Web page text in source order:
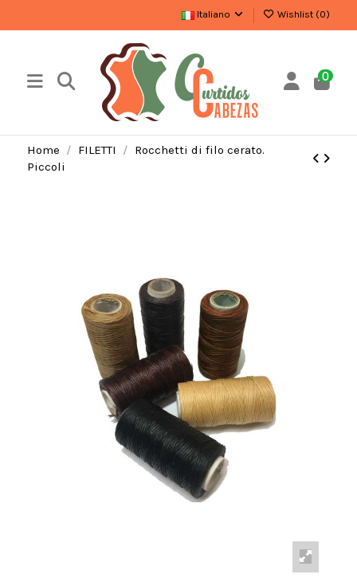
Italiano Wishlist (0)
0
Home FILETTI
Rocchetti di filo cerato.
Piccoli